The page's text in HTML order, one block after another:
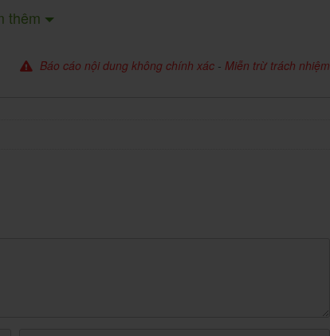
thêmtrị
hiểm như đột quỵ, nhồi máu cơ tim, suy thận và
Báo cáo nội dung không chính xác - Miễn trừ trách nhiệm